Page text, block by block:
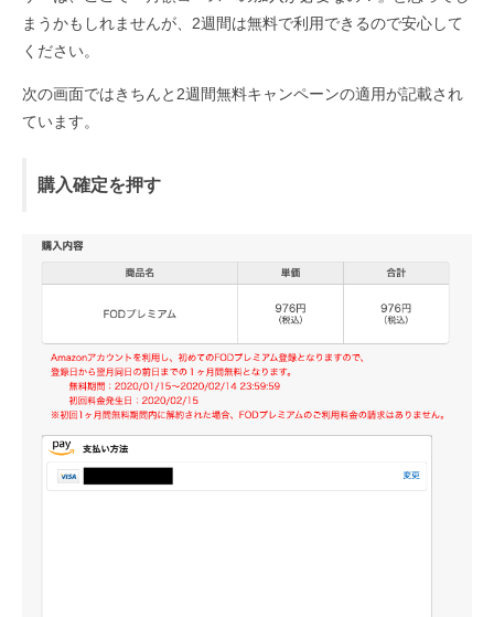
まうかもしれませんが、2週間は無料で利用できるので安心して
ください。
次の画面ではきちんと2週間無料キャンペーンの適用が記載され
ています。
購入確定を押す